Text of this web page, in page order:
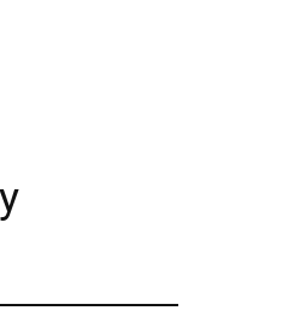
AKTUELLES